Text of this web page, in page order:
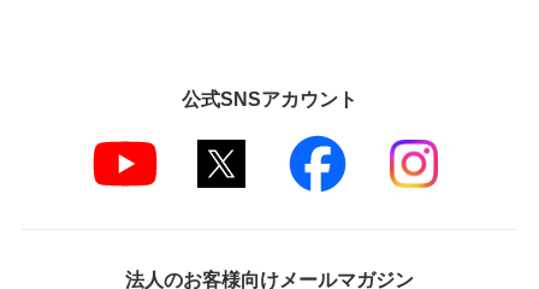
公式SNSアカウント
法人のお客様向けメールマガジン